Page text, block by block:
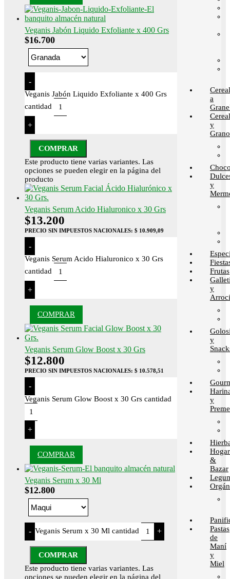
Veganis Jabón Liquido Exfoliante x 400 Grs
$16.700
-
Veganis Jabón Liquido Exfoliante x 400 Grs
cantidad
+
COMPRAR
Este producto tiene varias variantes. Las
opciones se pueden elegir en la página del
producto
Veganis Serum Acido Hialuronico x 30 Grs
$13.200
PRECIO SIN IMPUESTOS NACIONALES: $ 10.909,09
-
Veganis Serum Acido Hialuronico x 30 Grs
cantidad
+
COMPRAR
Veganis Serum Glow Boost x 30 Grs
$12.800
PRECIO SIN IMPUESTOS NACIONALES: $ 10.578,51
-
Veganis Serum Glow Boost x 30 Grs cantidad
+
COMPRAR
Veganis Serum x 30 Ml
$12.800
- Veganis Serum x 30 Ml cantidad +
COMPRAR
Este producto tiene varias variantes. Las
opciones se pueden elegir en la página del
a
y
y
Frutas
y
y
y
Hogar
&
Bazar
Pastas
de
Maní
y
Miel